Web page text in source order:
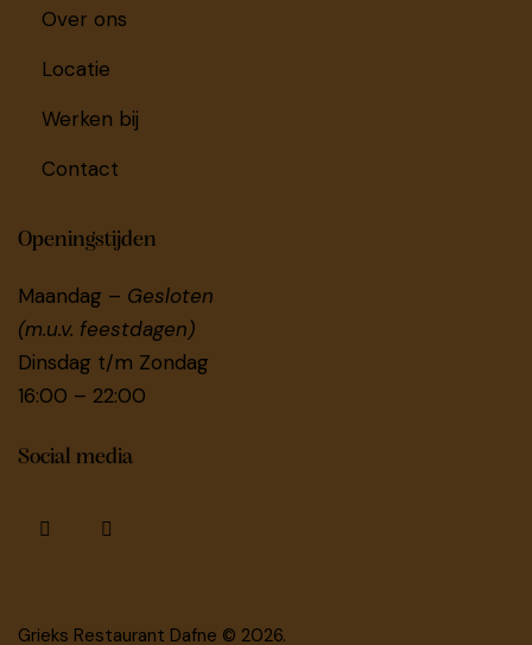
Over ons
Locatie
Werken bij
Contact
Openingstijden
Maandag – Gesloten
(m.u.v. feestdagen)
Dinsdag t/m Zondag
16:00 – 22:00
Social media
Grieks Restaurant Dafne © 2026.